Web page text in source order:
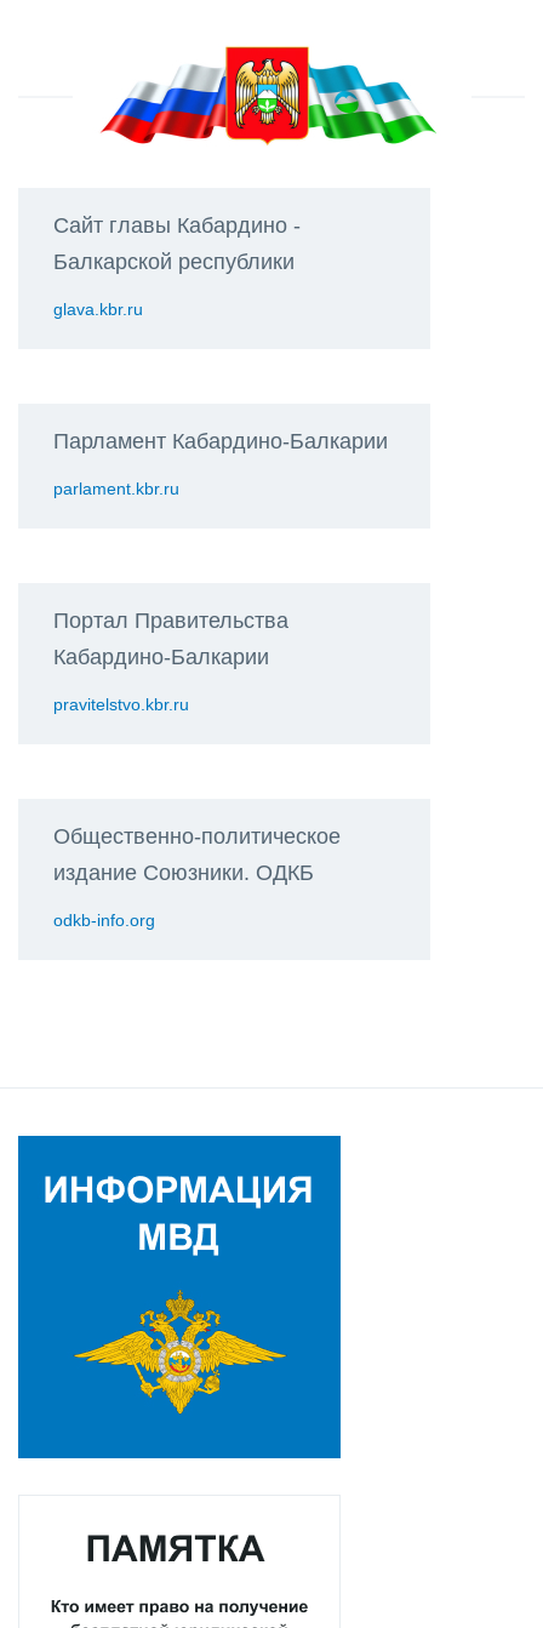
Сайт главы Кабардино -
Балкарской республики
glava.kbr.ru
Парламент Кабардино-Балкарии
parlament.kbr.ru
Портал Правительства
Кабардино-Балкарии
pravitelstvo.kbr.ru
Общественно-политическое
издание Союзники. ОДКБ
odkb-info.org